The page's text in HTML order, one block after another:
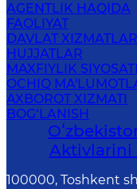
AGENTLIK HAQIDA
FAOLIYAT
DAVLAT XIZMATLARI
HUJJATLAR
MAXFIYLIK SIYOSATI
OCHIQ
AXBOROT XIZMATI
BOG‘LANISH
Aktivlarini
100000, Toshkent